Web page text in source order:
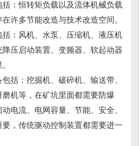
恒转矩负载以及流体机械负载
许多节能改造与技术改造空间。
：风机、水泵、压缩机、液压机
压启动装置、变频器、软起动器
：挖掘机、破碎机、输送带、
机等，在矿坑里面都需要防爆
电流、电网容量、节能、安全、
，传统驱动控制装置都需要进一